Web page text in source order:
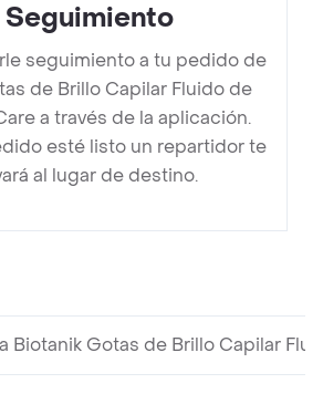
Seguimiento
seguimiento a tu pedido de
de Brillo Capilar Fluido de
a través de la aplicación.
esté listo un repartidor te
al lugar de destino.
Biotanik Gotas de Brillo Capilar